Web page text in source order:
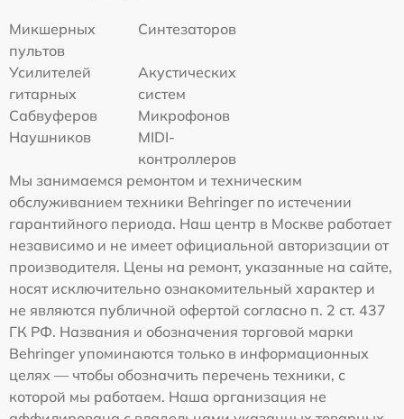
Микшерных
пультов
Синтезаторов
Усилителей
гитарных
Акустических
систем
Сабвуферов
Микрофонов
Наушников
MIDI-
контроллеров
Мы занимаемся ремонтом и техническим
обслуживанием техники Behringer по истечении
гарантийного периода. Наш центр в Москве работает
независимо и не имеет официальной авторизации от
производителя. Цены на ремонт, указанные на сайте,
носят исключительно ознакомительный характер и
не являются публичной офертой согласно п. 2 ст. 437
ГК РФ. Названия и обозначения торговой марки
Behringer упоминаются только в информационных
целях — чтобы обозначить перечень техники, с
которой мы работаем. Наша организация не